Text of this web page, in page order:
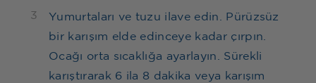
3
Yumurtaları ve tuzu ilave edin. Pürüzsüz
bir karışım elde edinceye kadar çırpın.
Ocağı orta sıcaklığa ayarlayın. Sürekli
karıştırarak 6 ila 8 dakika veya karışım